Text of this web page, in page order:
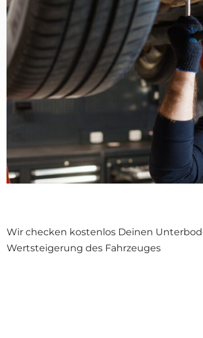
Wir che­cken kos­ten­los Dei­nen
Wert­stei­ge­rung des Fahr­zeu­ges